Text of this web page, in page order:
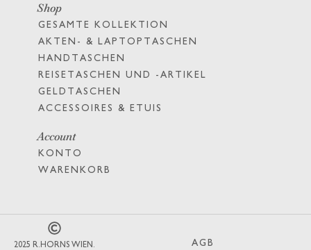
Shop
GESAMTE KOLLEKTION
AKTEN- & LAPTOPTASCHEN
HANDTASCHEN
REISETASCHEN UND -ARTIKEL
GELDTASCHEN
ACCESSOIRES & ETUIS
Account
KONTO
WARENKORB
2025 R.HORNS WIEN. AGB